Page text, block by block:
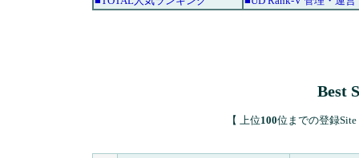
Best
【 上位100位までの登録